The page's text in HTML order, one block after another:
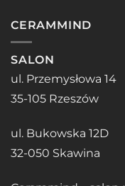
CERAMMIND
SALON
ul. Przemysłowa 14
35-105 Rzeszów
ul. Bukowska 12D
32-050 Skawina